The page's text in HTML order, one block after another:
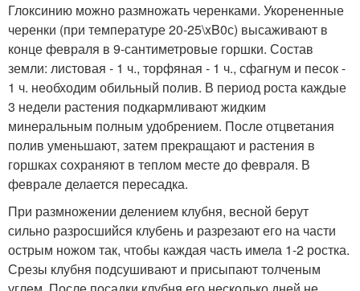
Глоксинию можно размножать черенками. Укорененные
черенки (при температуре 20-25\xB0с) высаживают в
конце февраля в 9-сантиметровые горшки. Состав
земли: листовая - 1 ч., торфяная - 1 ч., сфагнум и песок -
1 ч. необходим обильный полив. В период роста каждые
3 недели растения подкармливают жидким
минеральным полным удобрением. После отцветания
полив уменьшают, затем прекращают и растения в
горшках сохраняют в теплом месте до февраля. В
феврале делается пересадка.
При размножении делением клубня, весной берут
сильно разросшийся клубень и разрезают его на части
острым ножом так, чтобы каждая часть имела 1-2 ростка.
Срезы клубня подсушивают и присыпают толченым